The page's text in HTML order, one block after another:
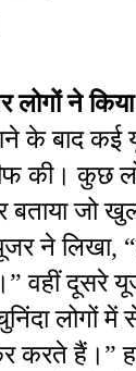
लोगों ने किया
के बाद कई
की। कुछ
बताया जो
ने लिखा,
वहीं दूसरे
लोगों में
हैं।”